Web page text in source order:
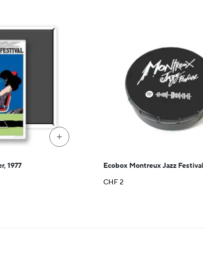
+
1977
Ecobox Montreux Jazz Festival
CHF2